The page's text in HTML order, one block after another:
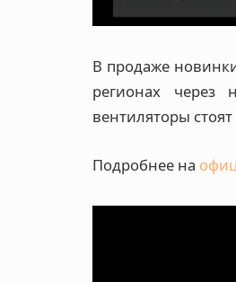
В продажe
регионах через
вентиляторы стоят
Подробнее на